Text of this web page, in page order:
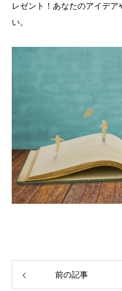
レゼント！あなたのアイデ
い。
前の記事